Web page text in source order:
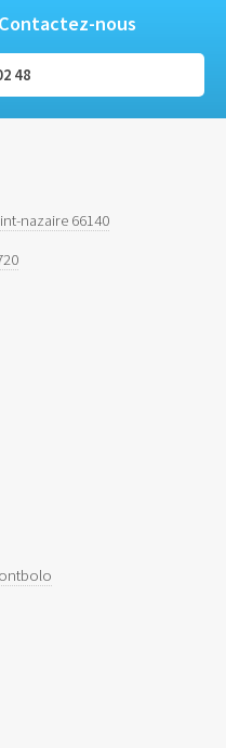
nous
48
nazaire 66140